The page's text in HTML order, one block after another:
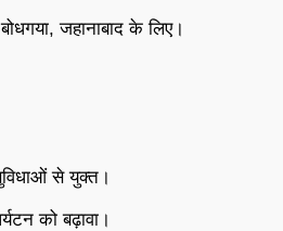
जहानाबाद के लिए।
से युक्त।
को बढ़ावा।